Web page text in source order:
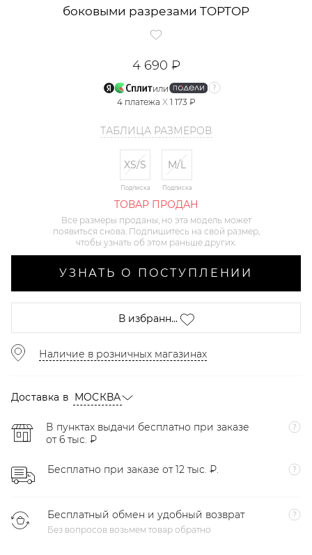
боковыми разрезами TOPTOP
4 690 ₽
или
4 платежа X 1 173 ₽
ТАБЛИЦА РАЗМЕРОВ
XS/S
Подписка
M/L
Подписка
ТОВАР ПРОДАН
Все размеры проданы, но эта модель может
появиться снова. Подпишитесь на свой размер,
чтобы узнать об этом раньше других.
УЗНАТЬ О ПОСТУПЛЕНИИ
В избранн...
Наличие в розничных магазинах
Доставка в МОСКВА
В пунктах выдачи бесплатно при заказе
от 6 тыс. ₽
Бесплатно при заказе от 12 тыс. ₽.
Бесплатный обмен и удобный возврат
Без вопросов возьмем товар обратно